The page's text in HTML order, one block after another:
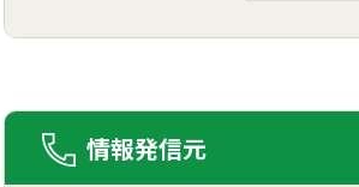
情報発信元